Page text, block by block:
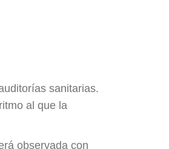
sanitarias.
al que la
observada con